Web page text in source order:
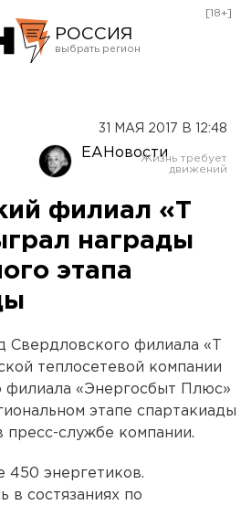
РОССИЯ
Оренбург
[18+]
31 МАЯ 2017 В 12:48
ЕАНовости
филиал «Т
награды
этапа
Свердловского филиала «Т
теплосетевой компании
филиала «Энергосбыт Плюс»
этапе спартакиады
службе компании.
450 энергетиков.
в состязаниях по